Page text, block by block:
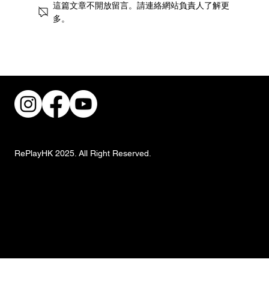
這篇文章不開放留言。請連絡網站負責人了解更
多。
RePlayHK 2025. All Right Reserved.